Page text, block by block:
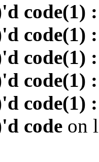
code(1)
code(1)
code(1)
code(1)
code(1)
code on